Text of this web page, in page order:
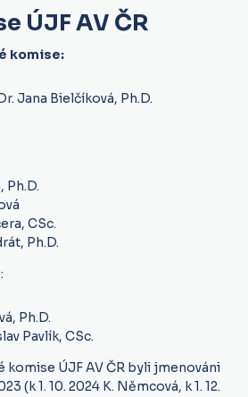
ÚJF AV ČR
komise:
Jana Bielčíková, Ph.D.
Ph.D.
CSc.
Ph.D.
Ph.D.
Pavlík, CSc.
komise ÚJF AV ČR byli jmenováni
(k 1. 10. 2024 K. Němcová, k 1. 12.